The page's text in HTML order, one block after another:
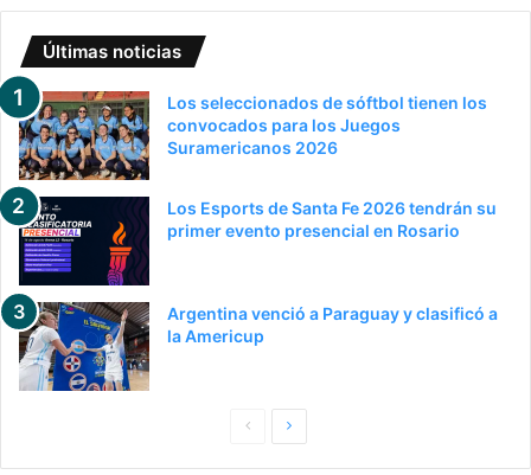
Últimas noticias
Los seleccionados de sóftbol tienen los
convocados para los Juegos
Suramericanos 2026
Los Esports de Santa Fe 2026 tendrán su
primer evento presencial en Rosario
Argentina venció a Paraguay y clasificó a
la Americup
PaginaSiguiente